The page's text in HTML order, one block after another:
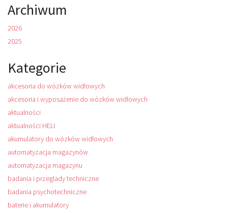
Archiwum
2026
2025
Kategorie
akcesoria do wózków widłowych
akcesoria i wyposażenie do wózków widłowych
aktualności
aktualności HELI
akumulatory do wózków widłowych
automatyzacja magazynów
automatyzacja magazynu
badania i przeglady techniczne
badania psychotechniczne
baterie i akumulatory